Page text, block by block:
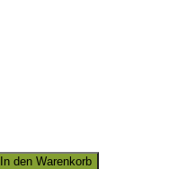
In den Warenkorb